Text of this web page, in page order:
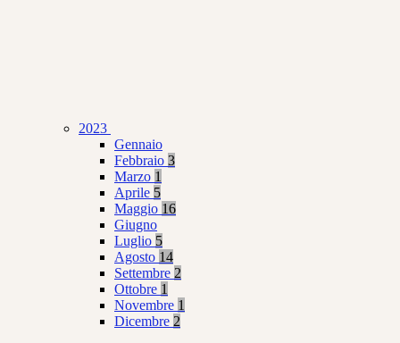
2023
Gennaio
Febbraio 3
Marzo 1
Aprile 5
Maggio 16
Giugno
Luglio 5
Agosto 14
Settembre 2
Ottobre 1
Novembre 1
Dicembre 2